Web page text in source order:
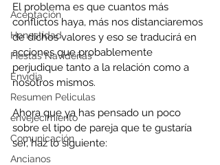
Aceptación
Honestidad
Fiestas Navideñas
Envidia
Resumen Peliculas
envejecimiento
Comunicación
Ancianos
El problema es que cuantos más
conflictos haya, más nos distanciaremos
de dichos valores y eso se traducirá en
acciones que probablemente
perjudique tanto a la relación como a
nosotros mismos.
Ahora que ya has pensado un poco
sobre el tipo de pareja que te gustaría
ser, haz lo siguiente: